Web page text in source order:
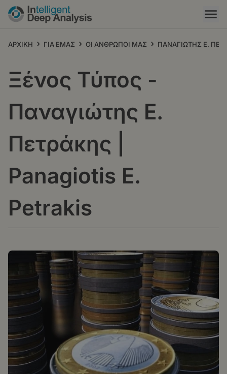
Παράκαμψη
προς
κυρίως
ΑΡΧΙΚΗ › ΓΙΑ ΕΜΑΣ › ΟΙ ΑΝΘΡΩΠΟΙ ΜΑΣ › ΠΑΝΑΓΙΩΤΗΣ Ε.
Ξένος Τύπος -
Παναγιώτης Ε.
Πετράκης |
Panagiotis E.
Petrakis